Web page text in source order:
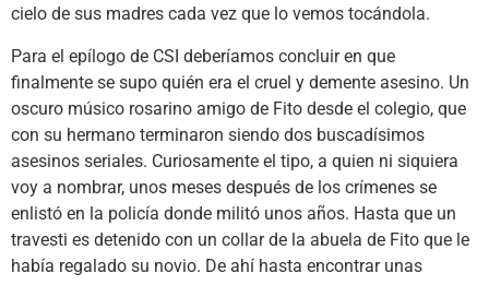
cielo de sus madres cada vez que lo vemos tocándola.
Para el epílogo de CSI deberíamos concluir en que
finalmente se supo quién era el cruel y demente asesino. Un
oscuro músico rosarino amigo de Fito desde el colegio, que
con su hermano terminaron siendo dos buscadísimos
asesinos seriales. Curiosamente el tipo, a quien ni siquiera
voy a nombrar, unos meses después de los crímenes se
enlistó en la policía donde militó unos años. Hasta que un
travesti es detenido con un collar de la abuela de Fito que le
había regalado su novio. De ahí hasta encontrar unas